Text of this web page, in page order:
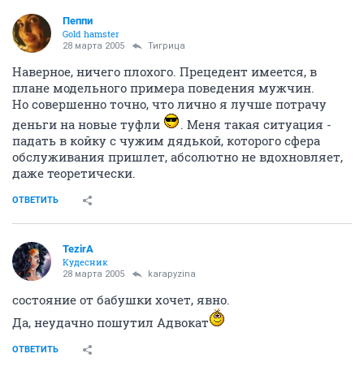
Пеппи
Gold hamster
28 марта 2005 Тигрица
Наверное, ничего плохого. Прецедент имеется, в
плане модельного примера поведения мужчин.
Но совершенно точно, что лично я лучше потрачу
деньги на новые туфли
. Меня такая ситуация -
падать в койку с чужим дядькой, которого сфера
обслуживания пришлет, абсолютно не вдохновляет,
даже теоретически.
ОТВЕТИТЬ
TezirA
Кудесник
28 марта 2005 karapyzina
состояние от бабушки хочет, явно.
Да, неудачно пошутил Адвокат
ОТВЕТИТЬ